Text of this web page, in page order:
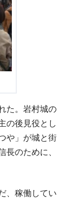
た。岩村城の
の後見役とし
や」が城と街
長のために、
、稼働してい